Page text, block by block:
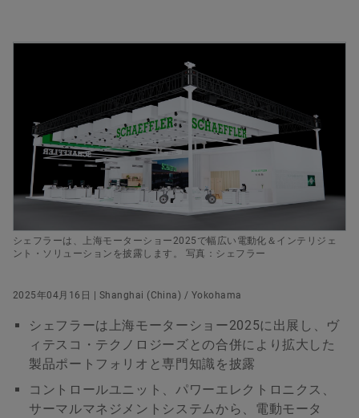
特殊機械
ブランドプロテクション
広報部 マネージャー
シェフラージャパン株式会社.
Japan
+81 90 2734 8155
pr-japan@schaeffler.com
販売することは許可されません。
すぐに注文する
シェフラーは、上海モーターショー2025で幅広い電動化＆インテリジェ
ント・ソリューションを披露します。 写真：シェフラー
2025年04月16日 | Shanghai (China) / Yokohama
シェフラーは上海モーターショー2025に出展し、ヴ
ィテスコ・テクノロジーズとの合併により拡大した
製品ポートフォリオと専門知識を披露
コントロールユニット、パワーエレクトロニクス、
サーマルマネジメントシステムから、電動モータ